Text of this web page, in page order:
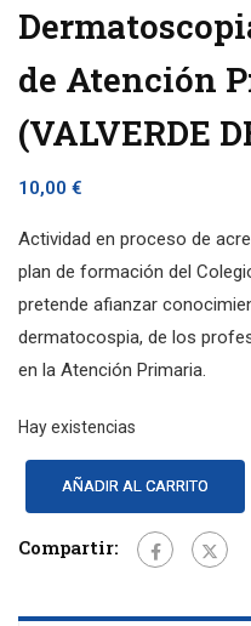
de Atención
(VALVERDE
10,00 €
Actividad en proceso de
plan de formación del
pretende afianzar
dermatocospia, de los
en la Atención Primaria.
Hay existencias
AÑADIR AL CARRITO
Compartir: